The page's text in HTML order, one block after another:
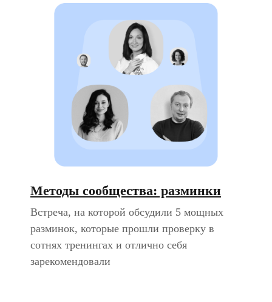
Методы сообщества: разминки
Встреча, на которой обсудили 5 мощных
разминок, которые прошли проверку в
сотнях тренингах и отлично себя
зарекомендовали